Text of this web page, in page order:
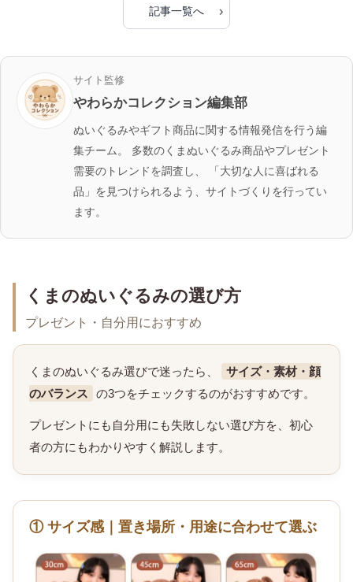
記事一覧へ ›
サイト監修
やわらかコレクション編集部
ぬいぐるみやギフト商品に関する情報発信を行う編
集チーム。 多数のくまぬいぐるみ商品やプレゼント
需要のトレンドを調査し、 「大切な人に喜ばれる
品」を見つけられるよう、サイトづくりを行ってい
ます。
くまのぬいぐるみの選び方
プレゼント・自分用におすすめ
くまのぬいぐるみ選びで迷ったら、
サイズ・素材・顔
のバランス
の3つをチェックするのがおすすめです。
プレゼントにも自分用にも失敗しない選び方を、初心
者の方にもわかりやすく解説します。
① サイズ感｜置き場所・用途に合わせて選ぶ